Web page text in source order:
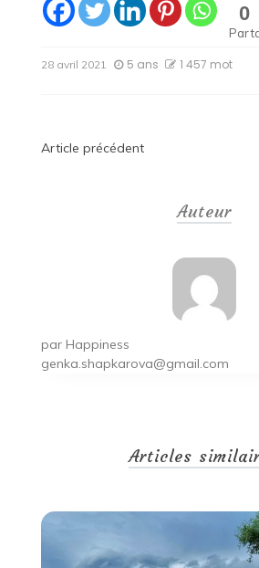
0
28 avril 2021 5 ans 1 457 mot
Navigation
Article précédent
Auteur
par Happiness
genka.shapkarova@gmail.com
Articles